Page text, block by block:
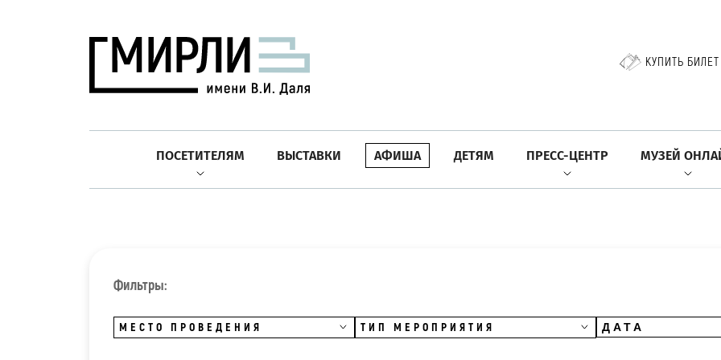
КУПИТЬ БИЛЕТ
ПОСЕТИТЕЛЯМ ВЫСТАВКИ АФИША ДЕТЯМ ПРЕСС-ЦЕНТР МУЗЕЙ
Фильтры:
МЕСТО ПРОВЕДЕНИЯ ТИП МЕРОПРИЯТИЯ